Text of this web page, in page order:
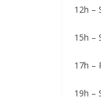
12h –
15h –
17h –
19h –